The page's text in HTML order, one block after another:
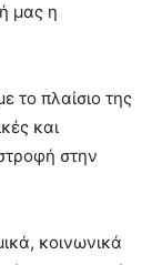
μας η
το πλαίσιο της
και
στην
κοινωνικά